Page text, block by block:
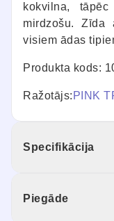
kokvilna,
mirdzošu. Zīda
visiem ādas
Produkta kods:
Ražotājs: PINK
Specifikācija
Piegāde